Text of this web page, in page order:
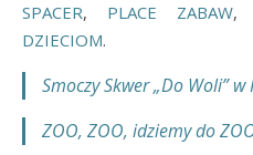
SPACER, PLACE ZABAW,
DZIECIOM.
Smoczy Skwer „Do Woli”
ZOO, ZOO, idziemy do